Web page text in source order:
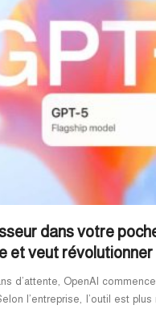
dans votre
et veut révolutionner
d’attente, OpenAI
l’entreprise, l’outil est